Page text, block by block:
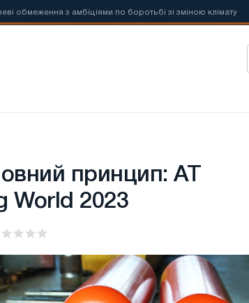
з амбіціями по боротьбі зі зміною клімату 📰
принцип: АТ
World 2023